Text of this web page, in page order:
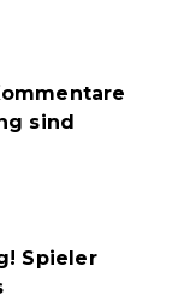
sind
Spieler